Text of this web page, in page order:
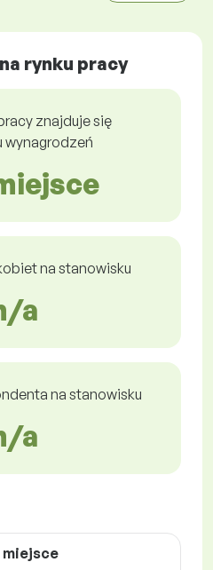
rynku pracy
znajduje się
wynagrodzeń
na stanowisku
a
na stanowisku
a
miejsce